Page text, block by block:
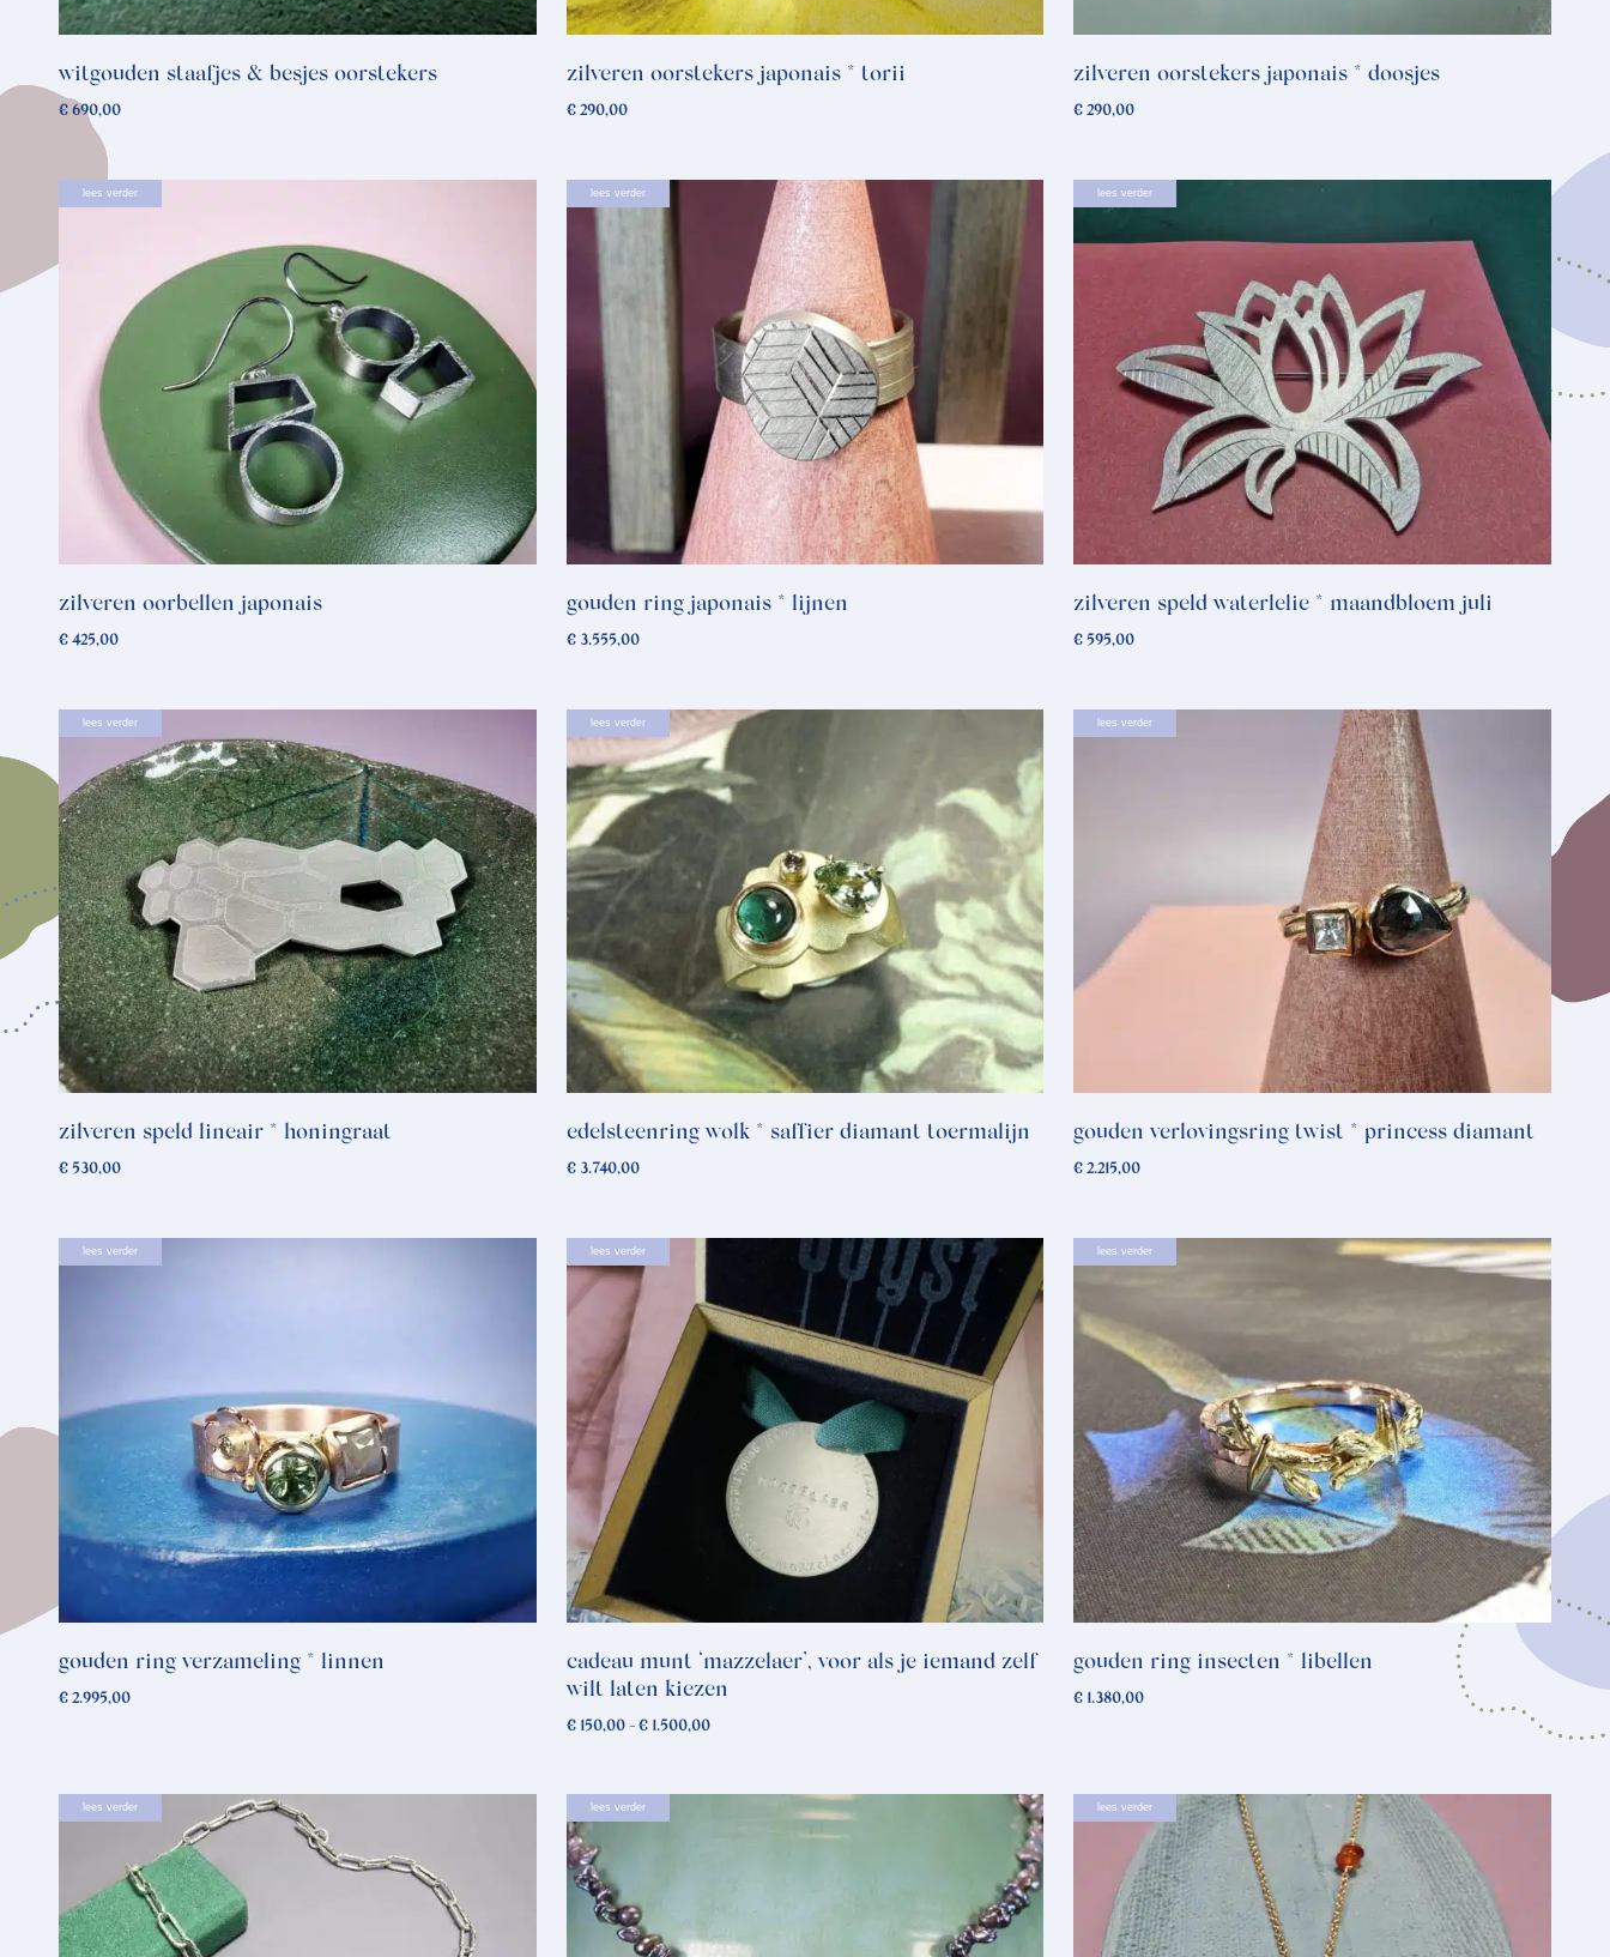
witgouden staafjes & besjes oorstekers
€ 690,00
zilveren oorstekers japonais * torii
€290,00
zilveren oorstekers japonais * doosjes
€ 290,00
lees verder
zilveren oorbellen japonais
€ 425,00
lees verder
gouden ring japonais * lijnen
€3.555,00
lees verder
zilveren speld waterlelie * maandbloem juli
€ 595,00
lees verder
zilveren speld lineair * honingraat
€ 530,00
lees verder
edelsteenring wolk * saffier diamant toermalijn
€3.740,00
lees verder
gouden verlovingsring twist * princess diamant
€ 2.215,00
lees verder
gouden ring verzameling * linnen
€ 2.995,00
lees verder
cadeau munt ‘mazzelaer’, voor als je iemand zelf
wilt laten kiezen
€150,00 - €1.500,00Prijsklasse:
lees verder
gouden ring insecten * libellen
€ 1.380,00
lees verder lees verder lees verder